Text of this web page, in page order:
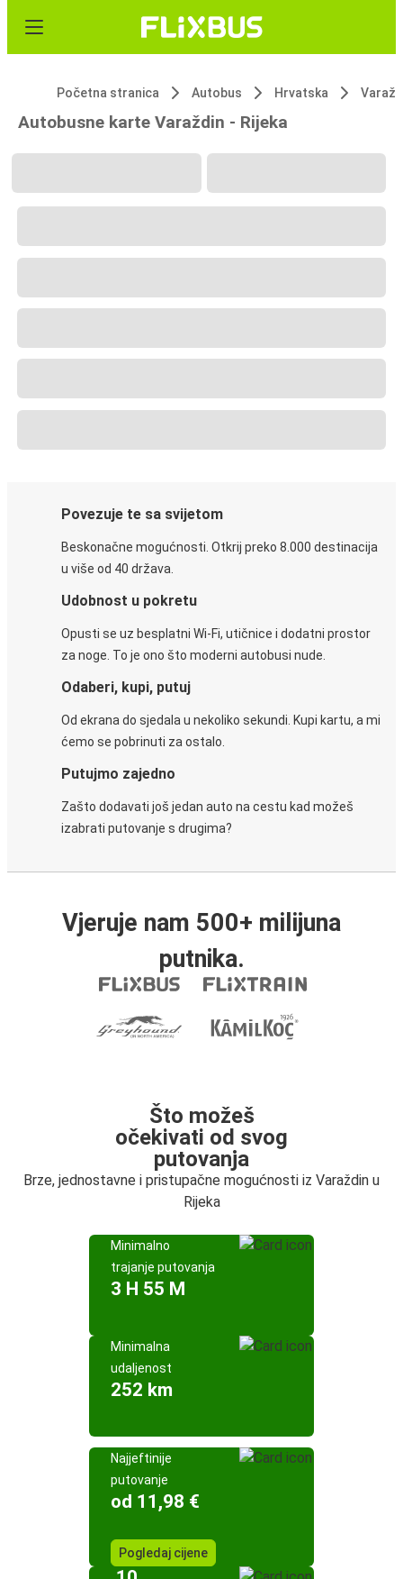
Početna stranica Autobus Hrvatska
Autobusne karte Varaždin - Rijeka
Povezuje te sa svijetom
Beskonačne mogućnosti. Otkrij preko 8.000 destinacija
u više od 40 država.
Udobnost u pokretu
Opusti se uz besplatni Wi-Fi, utičnice i dodatni prostor
za noge. To je ono što moderni autobusi nude.
Odaberi, kupi, putuj
Od ekrana do sjedala u nekoliko sekundi. Kupi kartu, a mi
ćemo se pobrinuti za ostalo.
Putujmo zajedno
Zašto dodavati još jedan auto na cestu kad možeš
izabrati putovanje s drugima?
Vjeruje nam 500+ milijuna
putnika.
Što možeš
očekivati od svog
putovanja
Brze, jednostavne i pristupačne mogućnosti iz Varaždin u
Rijeka
Minimalno
trajanje putovanja
3 H 55 M
Minimalna
udaljenost
252 km
Najjeftinije
putovanje
od 11,98 €
Pogledaj cijene